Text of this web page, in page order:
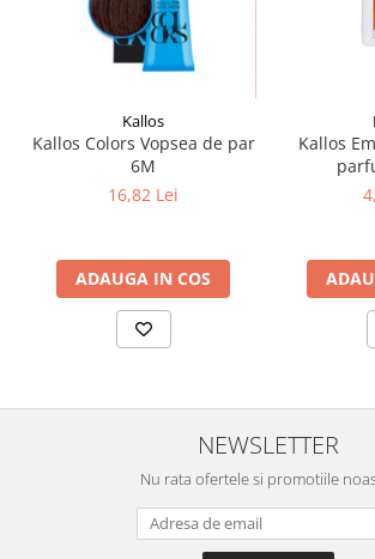
Kallos
Kallos Colors Vopsea de par
6M
16,82 Lei
ADAUGA IN COS
Kallos
NEWSLETTER
Nu rata ofertele si promotiile